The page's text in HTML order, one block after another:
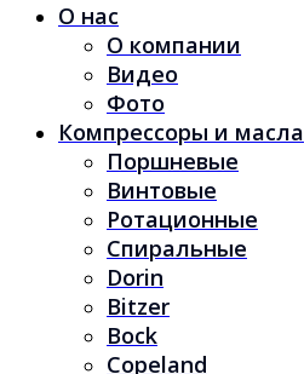
О нас
О компании
Видео
Фото
Компрессоры и масла
Поршневые
Винтовые
Ротационные
Спиральные
Dorin
Bitzer
Bock
Copeland